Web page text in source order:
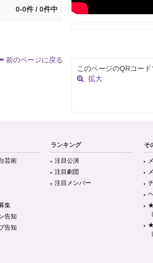
0-0件 / 0件中
前のページに戻る
このページのQRコード
拡大
芸術
集
告知
告知
ランキング
注目公演
注目劇団
注目メンバー
そ
★